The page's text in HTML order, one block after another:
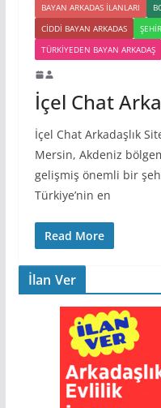
BAYAN ARKADAS ILANLARI
CIDDI BAYAN ARKADAS
TÜRKIYEDEN BAYAN ARKADAŞ
İçel Chat
İçel Chat Arkadaşlık
Mersin, Akdeniz
gelişmiş önemli bir
Türkiye’nin en
Read More
İlan Ver